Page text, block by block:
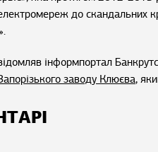
до скандальних
інформпортал
заводу Клюєва,